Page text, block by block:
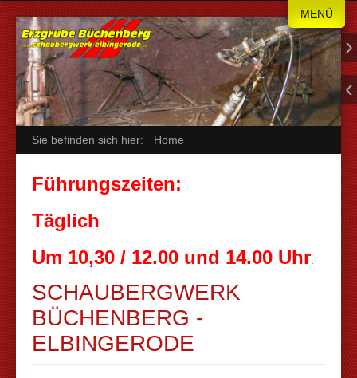
MENÜ
Sie befinden sich hier: Home
Führungszeiten:
Täglich
Um 10,30 / 12.00 und 14.00 Uhr.
SCHAUBERGWERK
BÜCHENBERG -
ELBINGERODE